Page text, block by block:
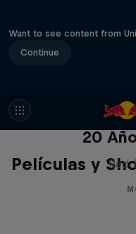
Want to see content from
Continue
Películas y
Red Bull
20
Red